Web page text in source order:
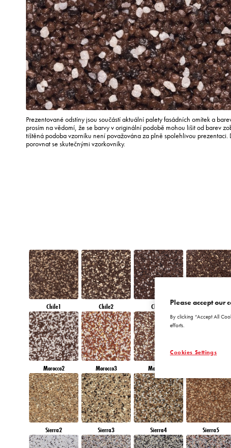
Prezentované odstíny jsou součástí aktuální palety fasádních omítek a
prosím na vědomí, že se barvy v originální podobě mohou lišit od barev
tištěná podoba vzorníku není považována za plně spolehlivou
porovnat se skutečnými vzorkovníky.
Chile1 Chile2 Chile3 Chile4
Morocco2 Morocco3 Morocco4
Sierra2 Sierra3 Sierra4 Sierra5
Please accept our
By clicking “Accept All
efforts.
Cookies Settings